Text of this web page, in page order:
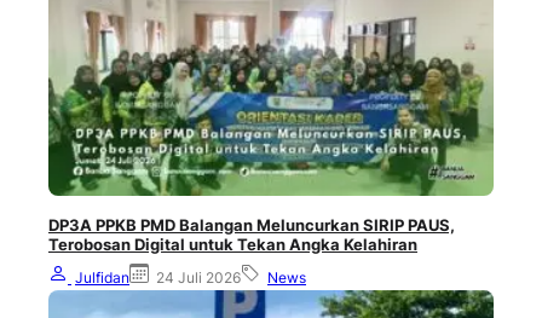
DP3A PPKB PMD Balangan Meluncurkan SIRIP PAUS,
Terobosan Digital untuk Tekan Angka Kelahiran
Julfidan 24 Juli 2026 News